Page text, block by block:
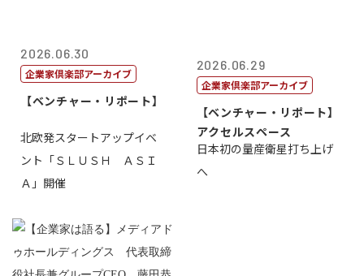
2026.06.30
企業家倶楽部アーカイブ
【ベンチャー・リポート】
北欧発スタートアップイベ
ント「ＳＬＵＳＨ ＡＳＩ
Ａ」開催
2026.06.29
企業家倶楽部アーカイブ
【ベンチャー・リポート】
アクセルスペース
日本初の量産衛星打ち上げ
へ